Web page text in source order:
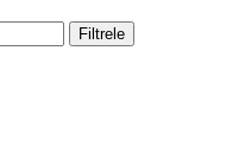
Filtrele